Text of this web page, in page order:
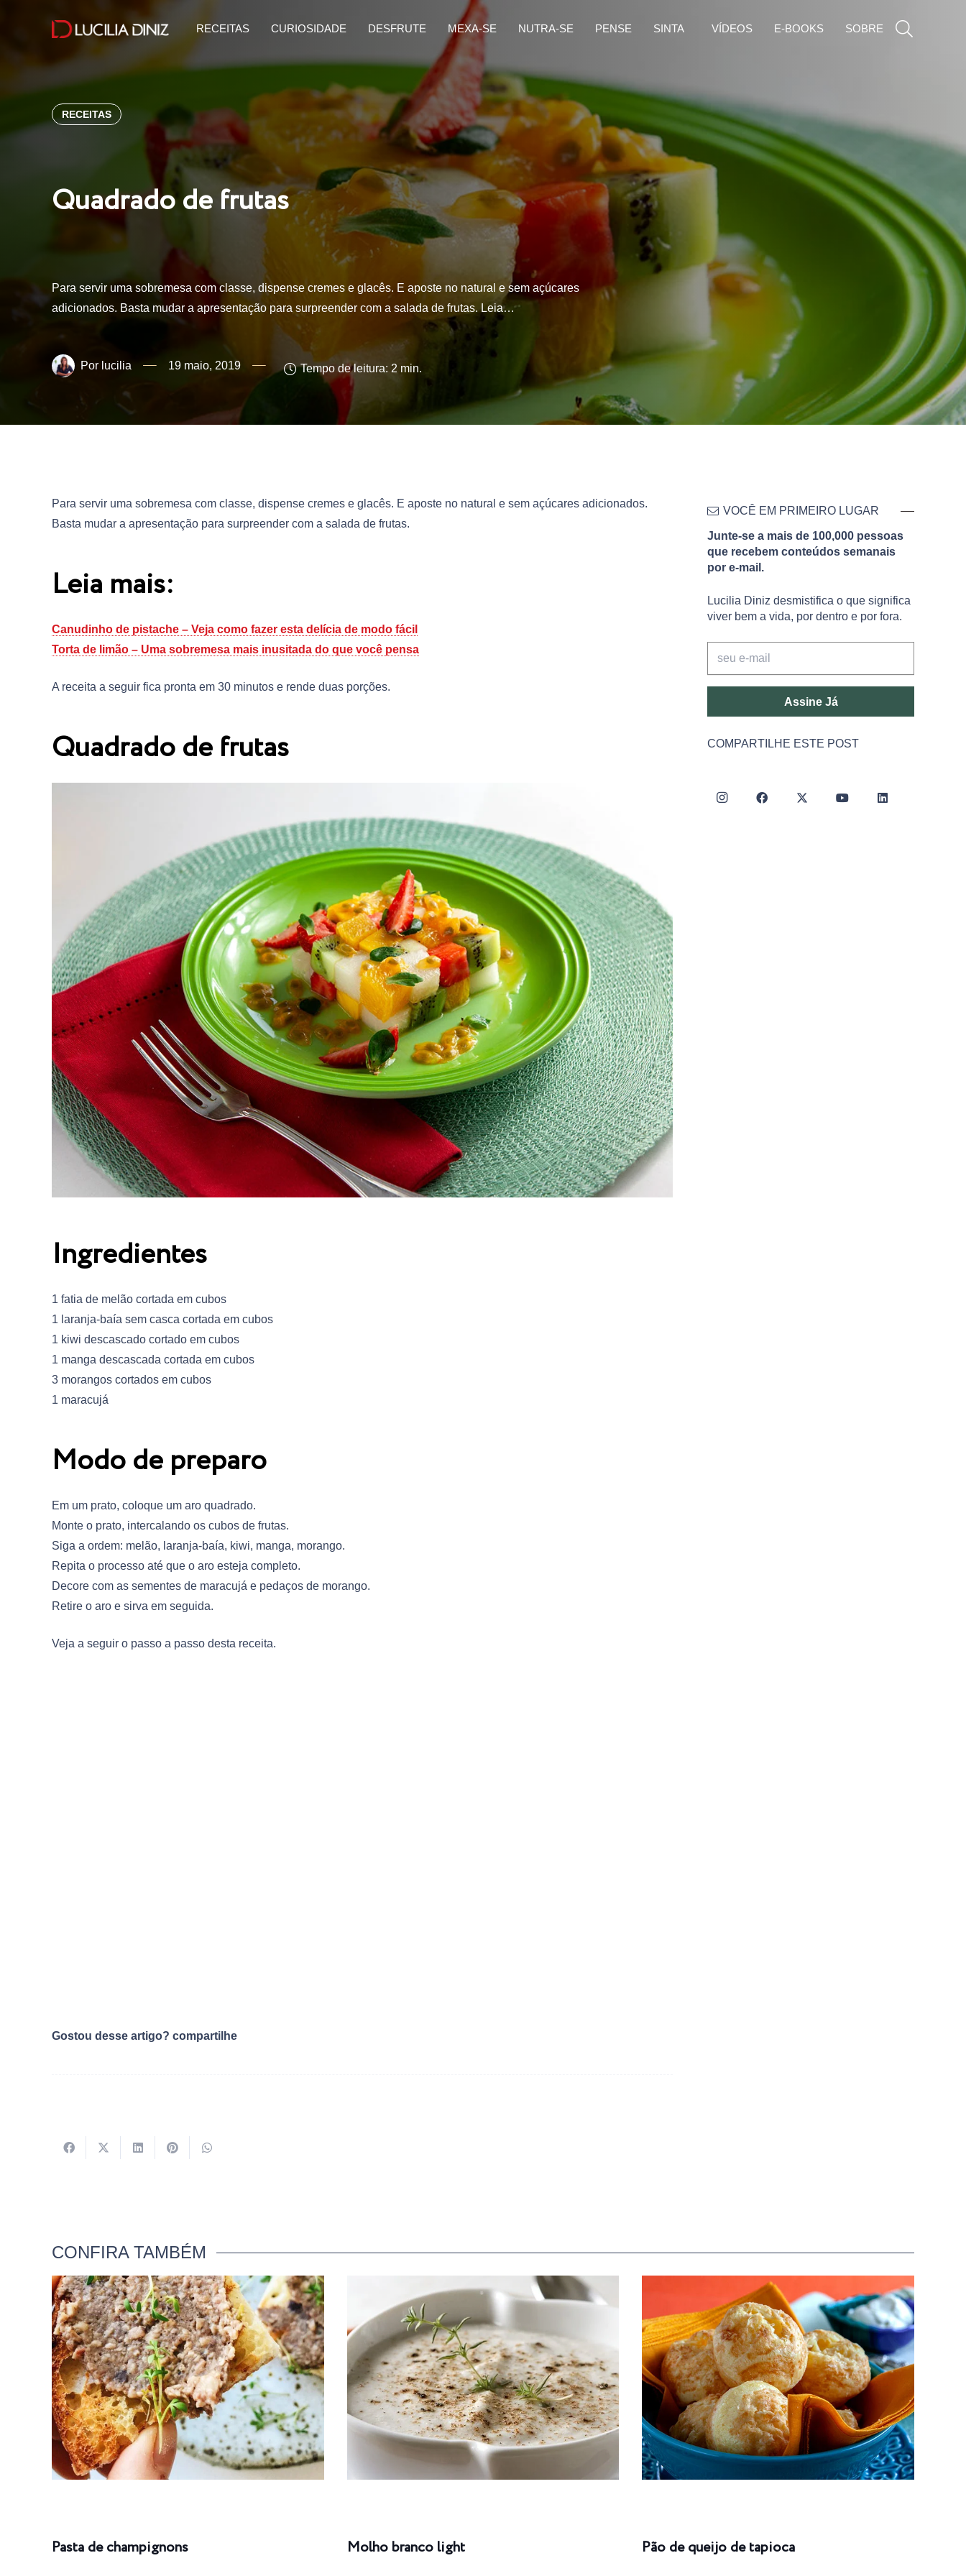
RECEITAS CURIOSIDADE DESFRUTE MEXA-SE NUTRA-SE PENSE SINTA VÍDEOS E-BOOKS SOBRE
RECEITAS
Quadrado de frutas
Para servir uma sobremesa com classe, dispense cremes e glacês. E aposte no natural e sem açúcares
adicionados. Basta mudar a apresentação para surpreender com a salada de frutas. Leia…
lucilia 19 maio, 2019 Tempo de leitura: 2 min.
Para servir uma sobremesa com classe, dispense cremes e glacês. E aposte no natural e sem açúcares adicionados.
Basta mudar a apresentação para surpreender com a salada de frutas.
Leia mais:
Canudinho de pistache – Veja como fazer esta delícia de modo fácil
Torta de limão – Uma sobremesa mais inusitada do que você pensa
A receita a seguir fica pronta em 30 minutos e rende duas porções.
Quadrado de frutas
Ingredientes
1 fatia de melão cortada em cubos
1 laranja-baía sem casca cortada em cubos
1 kiwi descascado cortado em cubos
1 manga descascada cortada em cubos
3 morangos cortados em cubos
1 maracujá
Modo de preparo
Em um prato, coloque um aro quadrado.
Monte o prato, intercalando os cubos de frutas.
Siga a ordem: melão, laranja-baía, kiwi, manga, morango.
Repita o processo até que o aro esteja completo.
Decore com as sementes de maracujá e pedaços de morango.
Retire o aro e sirva em seguida.
Veja a seguir o passo a passo desta receita.
Gostou desse artigo? compartilhe
VOCÊ EM PRIMEIRO LUGAR
Junte-se a mais de 100,000 pessoas
que recebem conteúdos semanais
por e-mail.
Lucilia Diniz desmistifica o que significa
viver bem a vida, por dentro e por fora.
Assine Já
COMPARTILHE ESTE POST
CONFIRA TAMBÉM
Pasta de champignons Molho branco light Pão de queijo de tapioca